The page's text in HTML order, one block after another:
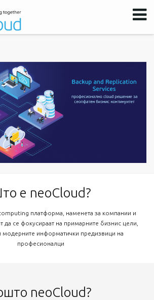
е neoCloud?
платформа, наменета за компании и
да се фокусираат на примарните бизнис цели,
модерните информатички предизвици на
професионалци
neoCloud?
Me